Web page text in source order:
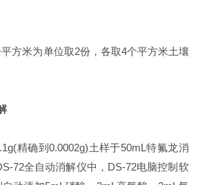
方米为单位取2份，各取4个平方米土壤
精确到0.0002g)土样于50mL特氟龙消
72全自动消解仪中，DS-72电脑控制软